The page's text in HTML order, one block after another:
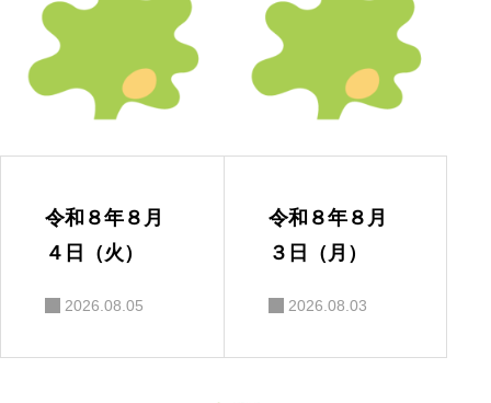
令和８年８月
４日（火）
2026.08.05
令和８年８月
３日（月）
2026.08.03